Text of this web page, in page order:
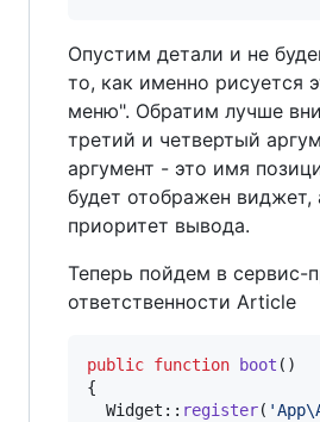
Опустим детали и не
то, как именно рисуется
меню". Обратим лучше
третий и четвертый
аргумент - это имя
будет отображен виджет,
приоритет вывода.
Теперь пойдем в сервис-
ответственности Article
public function boot ()
{
  Widget::
register( '